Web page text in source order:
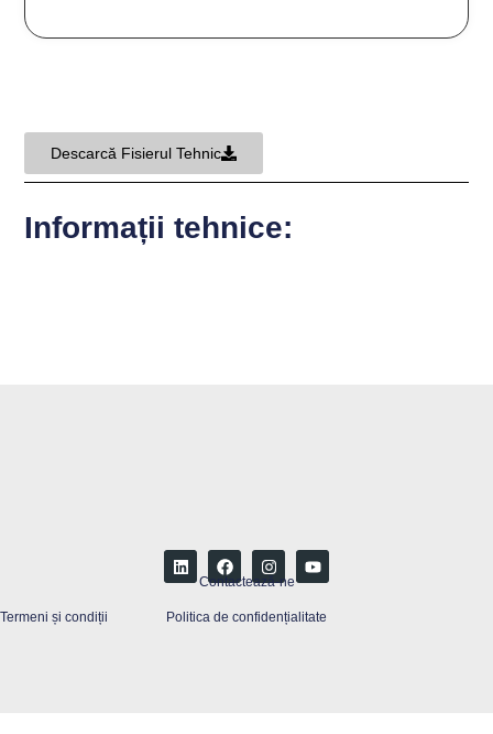
Informații tehnice:
Descarcă Fisierul Tehnic
Contactează-ne
Politica de confidențialitate
Termeni și condiții